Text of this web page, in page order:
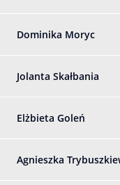
Dominika Moryc
Jolanta Skałbania
Elżbieta Goleń
Agnieszka